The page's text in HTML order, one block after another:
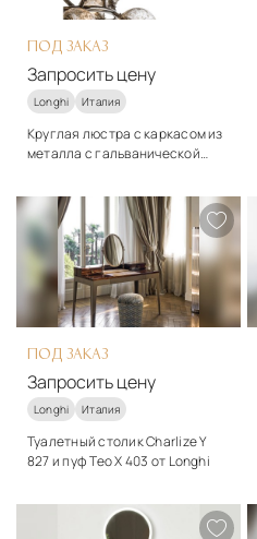
Запросить цену
ПОД ЗАКАЗ
Запросить цену
Longhi Италия
Круглая люстра с каркасом из
металла с гальванической
арт-деко
Подробнее
Запросить цену
ПОД ЗАКАЗ
Запросить цену
Longhi Италия
Туалетный столик Charlize Y
827 и пуф Teo X 403 от Longhi
арт-деко